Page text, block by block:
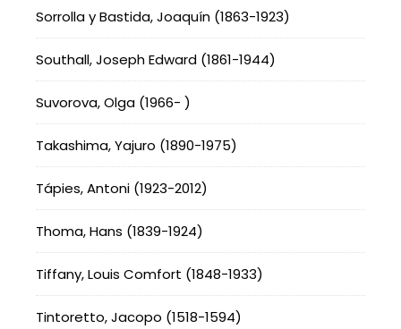
Sorrolla y Bastida, Joaquín (1863-1923)
Southall, Joseph Edward (1861-1944)
Suvorova, Olga (1966- )
Takashima, Yajuro (1890-1975)
Tápies, Antoni (1923-2012)
Thoma, Hans (1839-1924)
Tiffany, Louis Comfort (1848-1933)
Tintoretto, Jacopo (1518-1594)